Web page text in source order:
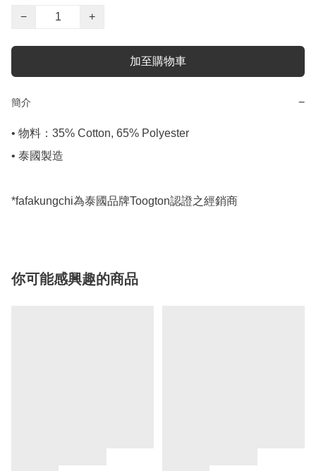
− +
加至購物車
簡介 −
• 物料：35% Cotton, 65% Polyester
• 泰國製造
*fafakungchi為泰國品牌Toogton認證之經銷商
你可能感興趣的商品